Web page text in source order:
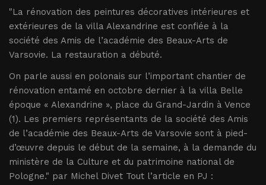
"La rénovation des peintures décoratives intérieures et
extérieures de la villa Alexandrine est confiée à la
société des Amis de l’académie des Beaux-Arts de
Varsovie. La restauration a débuté.
On parle aussi en polonais sur l’important chantier de
rénovation entamé en octobre dernier à la villa Belle
époque « Alexandrine », place du Grand-Jardin à Vence
(1). Les premiers représentants de la société des Amis
de l’académie des Beaux-Arts de Varsovie sont à pied-
d’œuvre depuis le début de la semaine, à la demande du
ministère de la Culture et du patrimoine national de
Pologne." par Michel Divet Tout l’article en PJ :